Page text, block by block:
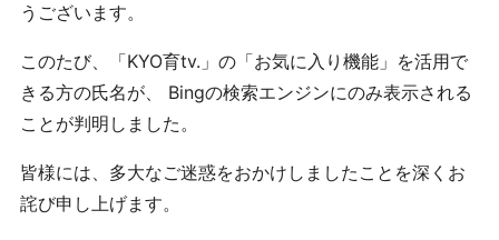
うございます。
このたび、「KYO育tv.」の「お気に入り機能」を活用で
きる方の氏名が、 Bingの検索エンジンにのみ表示される
ことが判明しました。
皆様には、多大なご迷惑をおかけしましたことを深くお
詫び申し上げます。